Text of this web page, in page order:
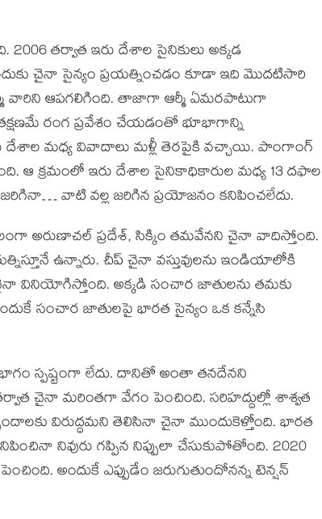
తర్వాత ఇరు దేశాల సైనికులు అక్కడ
చైనా సైన్యం ప్రయత్నించడం కూడా ఇది మొదటిసారి
వారిని ఆపగలిగింది. తాజాగా ఆర్మీ ఏమరపాటుగా
రంగ ప్రవేశం చేయడంతో భూభాగాన్ని
దేశాల మధ్య వివాదాలు మళ్లీ తెరపైకి వచ్చాయి. పాంగాంగ్
ఆ క్రమంలో ఇరు దేశాల సైనికాధికారుల మధ్య 13 దఫాల
వాటి వల్ల జరిగిన ప్రయోజనం కనిపించలేదు.
అరుణాచల్ ప్రదేశ్, సిక్కిం తమవేనని చైనా వాదిస్తోంది.
ఉన్నారు. చీప్ చైనా వస్తువులను ఇండియాలోకి
చైనా వినియోగిస్తోంది. అక్కడి సంచార జాతులను తమకు
సంచార జాతులపై భారత సైన్యం ఒక కన్నేసి
స్పష్టంగా లేదు. దానితో అంతా తనదేనని
చైనా మరింతగా వేగం పెంచింది. సరిహద్దుల్లో శాశ్వత
విరుద్ధమని తెలిసినా చైనా ముందుకెళ్తోంది. భారత
నివురు గప్పిన నిప్పులా చేసుకుపోతోంది. 2020
అందుకే ఎప్పుడేం జరుగుతుందోనన్న టెన్షన్